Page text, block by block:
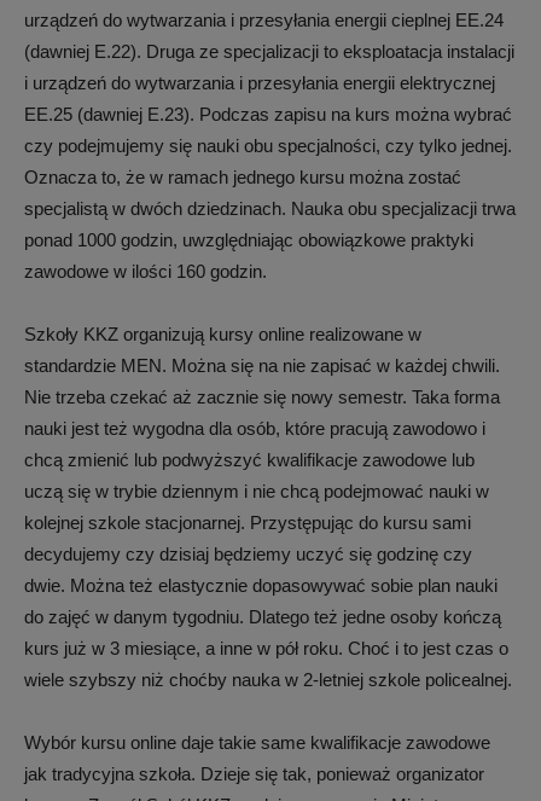
urządzeń do wytwarzania i przesyłania energii cieplnej EE.24
(dawniej E.22). Druga ze specjalizacji to eksploatacja instalacji
i urządzeń do wytwarzania i przesyłania energii elektrycznej
EE.25 (dawniej E.23). Podczas zapisu na kurs można wybrać
czy podejmujemy się nauki obu specjalności, czy tylko jednej.
Oznacza to, że w ramach jednego kursu można zostać
specjalistą w dwóch dziedzinach. Nauka obu specjalizacji trwa
ponad 1000 godzin, uwzględniając obowiązkowe praktyki
zawodowe w ilości 160 godzin.
Szkoły KKZ organizują kursy online realizowane w
standardzie MEN. Można się na nie zapisać w każdej chwili.
Nie trzeba czekać aż zacznie się nowy semestr. Taka forma
nauki jest też wygodna dla osób, które pracują zawodowo i
chcą zmienić lub podwyższyć kwalifikacje zawodowe lub
uczą się w trybie dziennym i nie chcą podejmować nauki w
kolejnej szkole stacjonarnej. Przystępując do kursu sami
decydujemy czy dzisiaj będziemy uczyć się godzinę czy
dwie. Można też elastycznie dopasowywać sobie plan nauki
do zajęć w danym tygodniu. Dlatego też jedne osoby kończą
kurs już w 3 miesiące, a inne w pół roku. Choć i to jest czas o
wiele szybszy niż choćby nauka w 2-letniej szkole policealnej.
Wybór kursu online daje takie same kwalifikacje zawodowe
jak tradycyjna szkoła. Dzieje się tak, ponieważ organizator